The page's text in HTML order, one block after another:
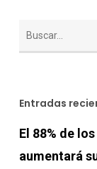
Entradas
El 88% de
aumentará